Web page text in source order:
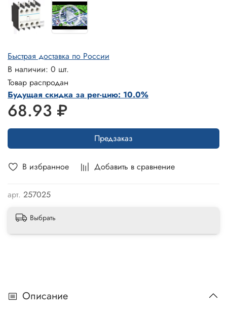
В избранное Добавить в сравнение
арт. 257025
Быстрая доставка по России
В наличии: 0 шт.
Товар распродан
Будущая скидка за рег-цию: 10.0%
68.93 ₽
Предзаказ
Выбрать
Описание